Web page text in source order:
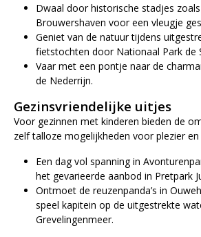
Dwaal door historische stadjes
Brouwershaven voor een vleugje
Geniet van de natuur tijdens
fietstochten door Nationaal Park de
Vaar met een pontje naar de
de Nederrijn.
Gezinsvriendelijke uitjes
Voor gezinnen met kinderen bieden de
zelf talloze mogelijkheden voor plezier
Een dag vol spanning in
het gevarieerde aanbod in Pretpark
Ontmoet de reuzenpanda’s in
speel kapitein op de uitgestrekte
Grevelingenmeer.